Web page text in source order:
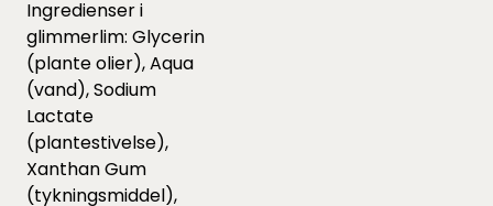
Ingredienser i
glimmerlim: Glycerin
(plante olier), Aqua
(vand), Sodium
Lactate
(plantestivelse),
Xanthan Gum
(tykningsmiddel),